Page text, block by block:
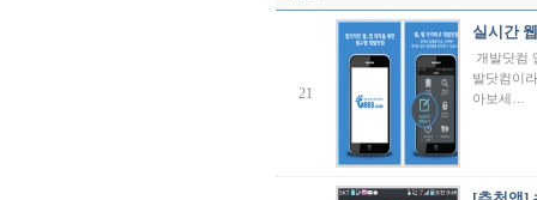
21
실시간
개발닷컴
발닷컴이
아보세…